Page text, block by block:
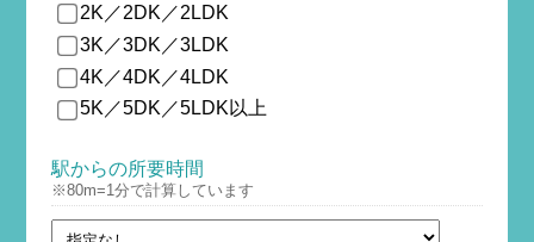
2K／2DK／2LDK
3K／3DK／3LDK
4K／4DK／4LDK
5K／5DK／5LDK以上
駅からの所要時間
※80m=1分で計算しています